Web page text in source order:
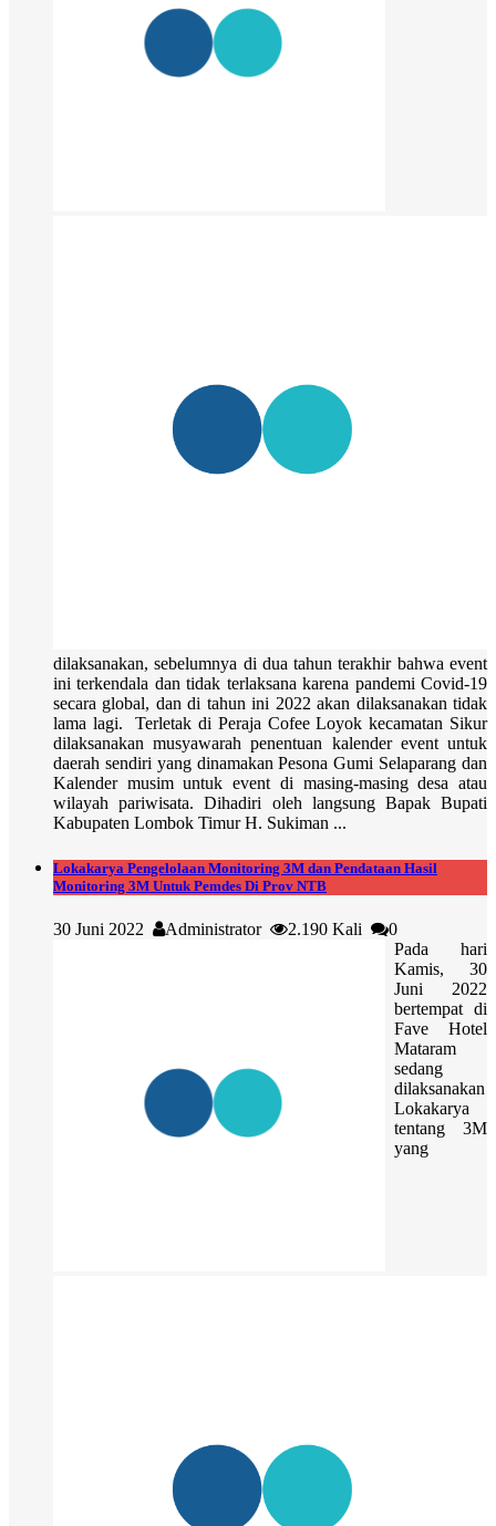
dilaksanakan, sebelumnya di dua tahun terakhir bahwa event
ini terkendala dan tidak terlaksana karena pandemi Covid-19
secara global, dan di tahun ini 2022 akan dilaksanakan tidak
lama lagi. Terletak di Peraja Cofee Loyok kecamatan Sikur
dilaksanakan musyawarah penentuan kalender event untuk
daerah sendiri yang dinamakan Pesona Gumi Selaparang dan
Kalender musim untuk event di masing-masing desa atau
wilayah pariwisata. Dihadiri oleh langsung Bapak Bupati
Kabupaten Lombok Timur H. Sukiman ...
Lokakarya Pengelolaan Monitoring 3M dan Pendataan Hasil
Monitoring 3M Untuk Pemdes Di Prov NTB
30 Juni 2022 Administrator 2.190 Kali
0
Pada hari
Kamis, 30
Juni 2022
bertempat di
Fave Hotel
Mataram
sedang
dilaksanakan
Lokakarya
tentang 3M
yang